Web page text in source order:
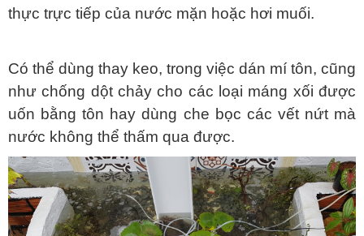
thực trực tiếp của nước mặn hoặc hơi muối.
Có thể dùng thay keo, trong việc dán mí tôn, cũng
như chống dột chảy cho các loại máng xối được
uốn bằng tôn hay dùng che bọc các vết nứt mà
nước không thể thấm qua được.